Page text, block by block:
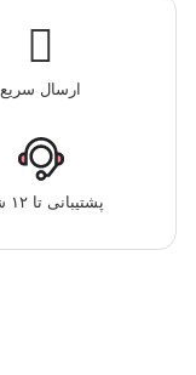
ارسال سریع
پشتیبانی تا ۱۲ شب